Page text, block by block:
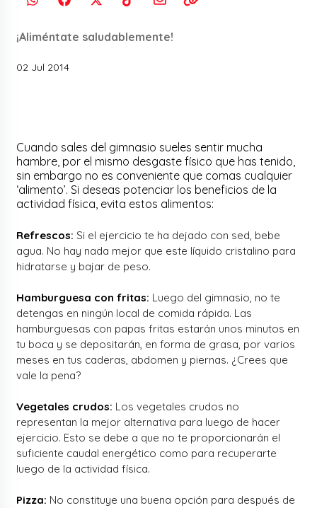
¡Aliméntate saludablemente!
02 Jul 2014
Cuando sales del gimnasio sueles sentir mucha
hambre, por el mismo desgaste físico que has tenido,
sin embargo no es conveniente que comas cualquier
‘alimento’. Si deseas potenciar los beneficios de la
actividad física, evita estos alimentos:
Refrescos: Si el ejercicio te ha dejado con sed, bebe
agua. No hay nada mejor que este líquido cristalino para
hidratarse y bajar de peso.
Hamburguesa con fritas: Luego del gimnasio, no te
detengas en ningún local de comida rápida. Las
hamburguesas con papas fritas estarán unos minutos en
tu boca y se depositarán, en forma de grasa, por varios
meses en tus caderas, abdomen y piernas. ¿Crees que
vale la pena?
Vegetales crudos: Los vegetales crudos no
representan la mejor alternativa para luego de hacer
ejercicio. Esto se debe a que no te proporcionarán el
suficiente caudal energético como para recuperarte
luego de la actividad física.
Pizza: No constituye una buena opción para después de